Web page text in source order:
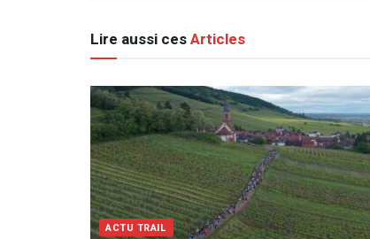
Lire aussi cesArticles
ACTU TRAIL